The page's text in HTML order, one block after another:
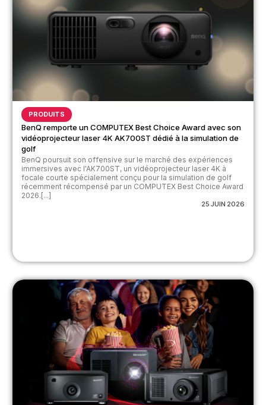
PRODUITS
BenQ remporte un COMPUTEX Best Choice Award avec son
vidéoprojecteur laser 4K AK700ST dédié à la simulation de
golf
BenQ poursuit son offensive sur le marché des expériences
immersives avec l'AK700ST, un vidéoprojecteur laser 4K à
focale courte spécialement conçu pour la simulation de golf
récemment récompensé par un COMPUTEX Best Choice Award
2026.[...]
25 JUIN 2026